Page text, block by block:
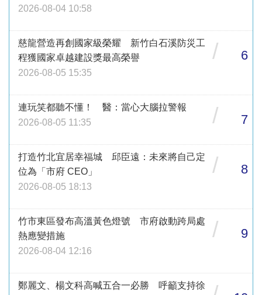
2026-08-04 10:58
慈龍營造再創國家級榮耀 新竹白石溪防災工
程獲國家卓越建設獎最高榮譽
2026-08-05 15:35
/ 6
連玩笑都聽不懂！ 醫：當心大腦拉警報
2026-08-05 11:35
/ 7
打造竹北宜居幸福城 邱臣遠：未來將自己定
位為「市府 CEO」
2026-08-05 18:13
/ 8
竹市東區發布高溫黃色燈號 市府啟動跨局處
熱應變措施
2026-08-04 12:16
/ 9
鄭麗文、楊文科高喊五合一必勝 呼籲支持徐